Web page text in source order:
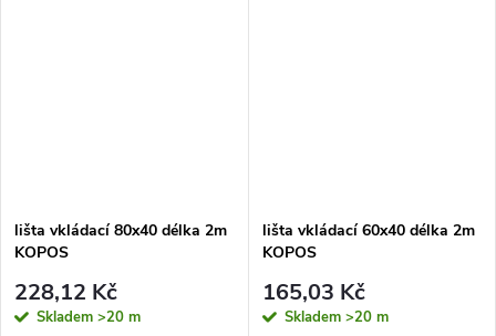
lišta vkládací 80x40 délka 2m
KOPOS
228,12 Kč
Skladem >20 m
lišta vkládací 60x40 délka 2m
KOPOS
165,03 Kč
Skladem >20 m